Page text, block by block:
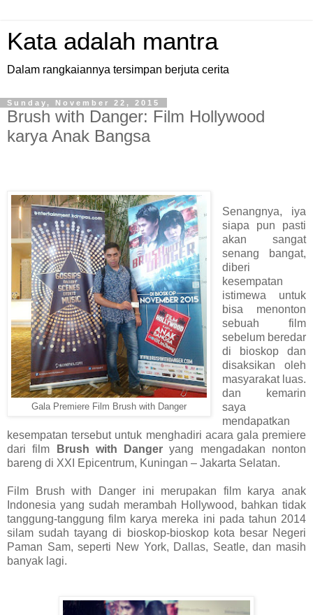
Kata adalah mantra
Dalam rangkaiannya tersimpan berjuta cerita
Sunday, November 22, 2015
Brush with Danger: Film Hollywood
karya Anak Bangsa
Gala Premiere Film Brush with Danger
Senangnya, iya
siapa pun pasti
akan sangat
senang bangat,
diberi
kesempatan
istimewa untuk
bisa menonton
sebuah film
sebelum beredar
di bioskop dan
disaksikan oleh
masyarakat luas.
dan kemarin
saya
mendapatkan
kesempatan tersebut untuk menghadiri acara gala premiere
dari film
Brush with Dangeryang mengadakan nonton
bareng di XXI Epicentrum, Kuningan – Jakarta Selatan.
Film Brush with Danger ini merupakan film karya anak
Indonesia yang sudah merambah Hollywood, bahkan tidak
tanggung-tanggung film karya mereka ini pada tahun 2014
silam sudah tayang di bioskop-bioskop kota besar Negeri
Paman Sam, seperti New York, Dallas, Seatle, dan masih
banyak lagi.